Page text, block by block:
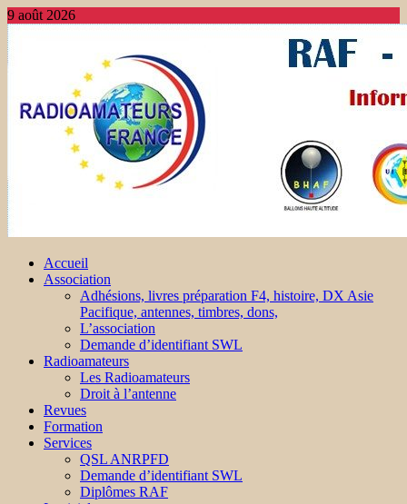
9 août 2026
Accueil
Association
Adhésions, livres préparation F4, histoire, DX Asie
Pacifique, antennes, timbres, dons,
L’association
Demande d’identifiant SWL
Radioamateurs
Les Radioamateurs
Droit à l’antenne
Revues
Formation
Services
QSL ANRPFD
Demande d’identifiant SWL
Diplômes RAF